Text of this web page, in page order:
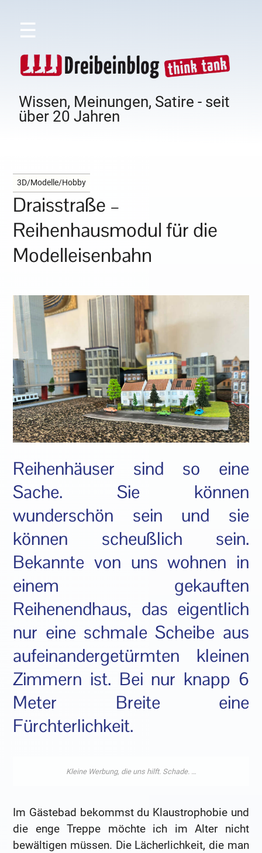
☰
Wissen, Meinungen, Satire - seit
über 20 Jahren
3D/Modelle/Hobby
Draisstraße –
Reihenhausmodul für die
Modelleisenbahn
Reihenhäuser sind so eine
Sache. Sie können
wunderschön sein und sie
können scheußlich sein.
Bekannte von uns wohnen in
einem gekauften
Reihenendhaus, das eigentlich
nur eine schmale Scheibe aus
aufeinandergetürmten kleinen
Zimmern ist. Bei nur knapp 6
Meter Breite eine
Fürchterlichkeit.
Im Gästebad bekommst du Klaustrophobie und
die enge Treppe möchte ich im Alter nicht
bewältigen müssen. Die Lächerlichkeit, die man